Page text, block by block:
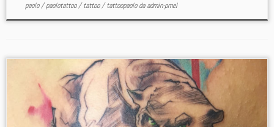
paolo/paolotattoo/tattoo/tattoopaolodaadmin-pmel